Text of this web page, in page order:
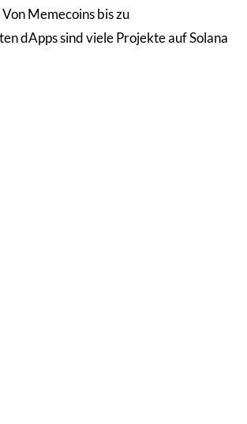
Memecoins bis zu
dApps sind viele Projekte auf Solana